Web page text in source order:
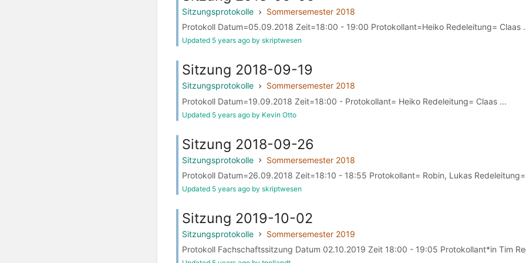
Sitzungsprotokolle
Sommersemester 2018
Protokoll Datum=05.09.2018 Zeit=18:00 - 19:00 Protokollant=Heiko Redeleitung= Claas
Updated 5 years ago by skriptwesen
Sitzung 2018-09-19
Sitzungsprotokolle
Sommersemester 2018
Protokoll Datum=19.09.2018 Zeit=18:00 - Protokollant= Heiko Redeleitung= Claas ...
Updated 5 years ago by Kevin Otto
Sitzung 2018-09-26
Sitzungsprotokolle
Sommersemester 2018
Protokoll Datum=26.09.2018 Zeit=18:10 - 18:55 Protokollant= Robin, Lukas
Updated 5 years ago by skriptwesen
Sitzung 2019-10-02
Sitzungsprotokolle
Sommersemester 2019
Protokoll Fachschaftssitzung Datum 02.10.2019 Zeit 18:00 - 19:05 Protokollant*in Tim